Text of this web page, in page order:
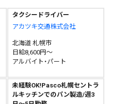
タクシードライバー
アカツキ交通株式会社
北海道 札幌市
日給8,600円～
アルバイト・パート
未経験OK!Pasco札幌セントラ
ルキッチンでのパン製造/週3